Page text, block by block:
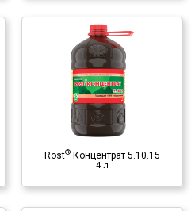
Rost® Концентрат 5.10.15
4 л